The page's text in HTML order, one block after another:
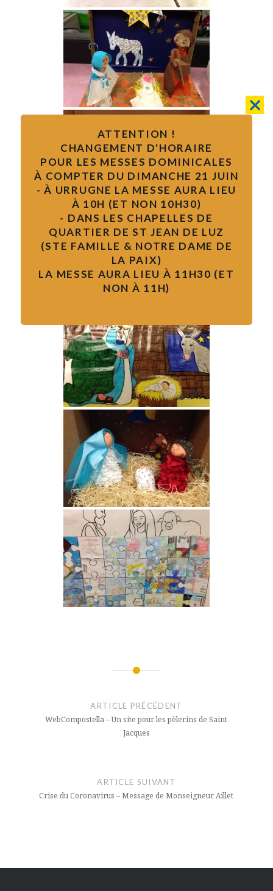
l’article
ARTICLE PRÉCÉDENT
WebCompostella – Un site pour les pèlerins de Saint
Jacques
ARTICLE SUIVANT
Crise du Coronavirus – Message de Monseigneur Aillet
ATTENTION !
CHANGEMENT D'HORAIRE
POUR LES MESSES DOMINICALES
À COMPTER DU DIMANCHE 21 JUIN
- À URRUGNE LA MESSE AURA LIEU
À 10H (ET NON 10H30)
- DANS LES CHAPELLES DE
QUARTIER DE ST JEAN DE LUZ
(STE FAMILLE & NOTRE DAME DE
LA PAIX)
LA MESSE AURA LIEU À 11H30 (ET
NON À 11H)